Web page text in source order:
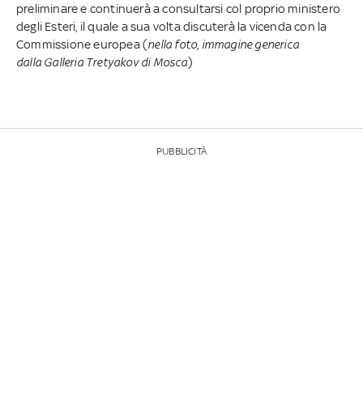
preliminare e continuerà a consultarsi col proprio ministero
degli Esteri, il quale a sua volta discuterà la vicenda con la
Commissione europea (nella foto, immagine generica
dalla Galleria Tretyakov di Mosca)
PUBBLICITÀ